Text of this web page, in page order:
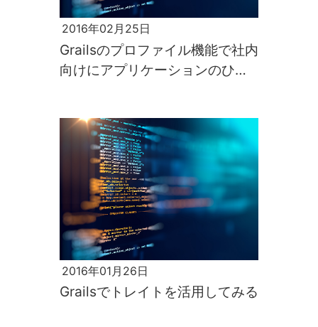
2016年02月25日
Grailsのプロファイル機能で社内
向けにアプリケーションのひな
2016年01月26日
Grailsでトレイトを活用してみる